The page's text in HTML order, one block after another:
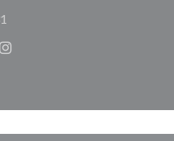
in een nieuw venster))
((opent in een nieuw
Instagram ((opent in een